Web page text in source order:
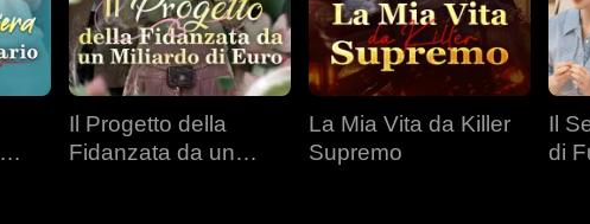
Il Progetto della
Fidanzata da un
La Mia Vita da Killer
Supremo
Il
di